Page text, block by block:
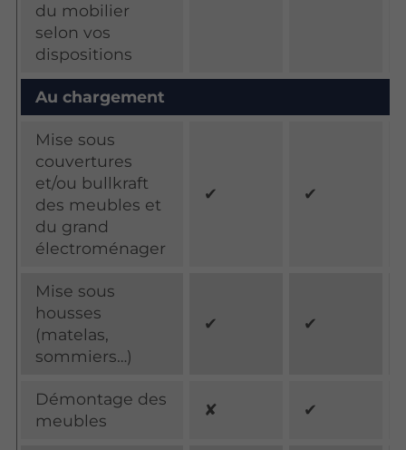
du mobilier
selon vos
dispositions
Au chargement
Mise sous
couvertures
et/ou bullkraft
des meubles et
du grand
électroménager
✔ ✔
Mise sous
housses
(matelas,
sommiers…)
✔ ✔
Démontage des
meubles
✘ ✔